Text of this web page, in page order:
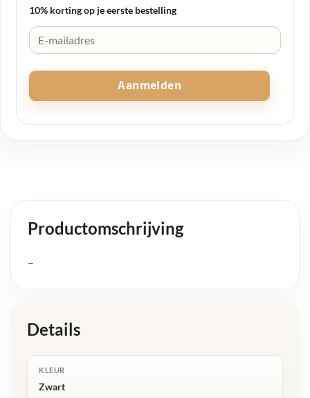
10% korting op je eerste bestelling
Aanmelden
Productomschrijving
–
Details
KLEUR
Zwart